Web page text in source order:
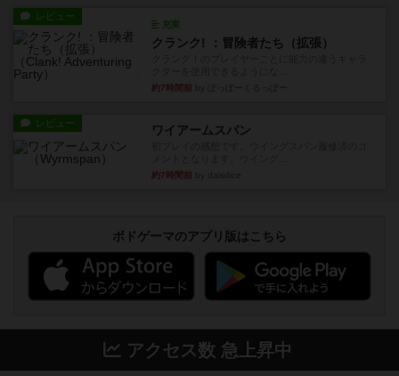
レビュー
充実
クランク! ：冒険者たち（拡張）
約7時間前
レビュー ワイアームスパン
約7時間前
ボドゲーマのアプリ版はこちら
アクセス数 急上昇中